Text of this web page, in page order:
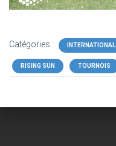
Catégories : INTERNATIONAL
RISING SUN TOURNOIS